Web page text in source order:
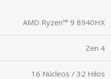
AMD Ryzen™ 9 8940HX
Zen 4
16 Núcleos / 32 Hilos